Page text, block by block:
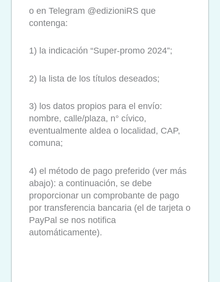
o en Telegram @edizioniRS que
contenga:
1) la indicación “Super-promo 2024”;
2) la lista de los títulos deseados;
3) los datos propios para el envío:
nombre, calle/plaza, n° cívico,
eventualmente aldea o localidad, CAP,
comuna;
4) el método de pago preferido (ver más
abajo): a continuación, se debe
proporcionar un comprobante de pago
por transferencia bancaria (el de tarjeta o
PayPal se nos notifica
automáticamente).